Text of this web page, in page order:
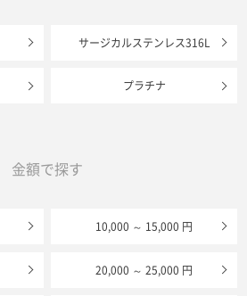
サージカルステンレス316L
プラチナ
金額で探す
10,000 ～ 15,000 円
20,000 ～ 25,000 円